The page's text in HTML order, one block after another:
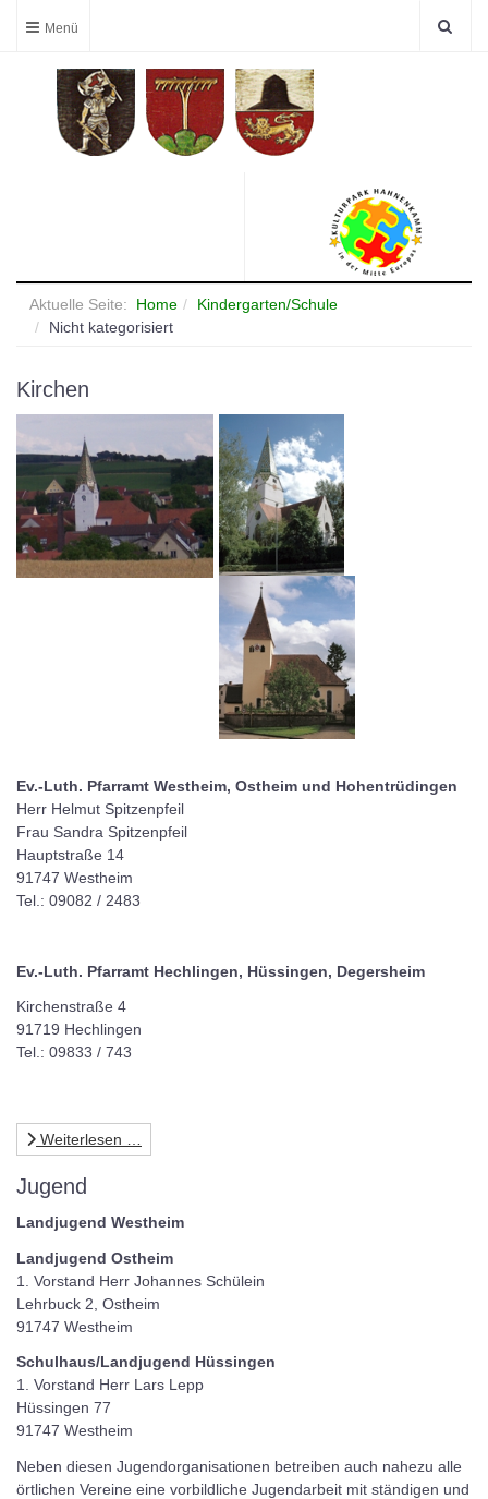
Aktuelle Seite: Home
Kindergarten/Schule
Nicht kategorisiert
Kirchen
Ev.-Luth. Pfarramt Westheim, Ostheim und Hohentrüdingen
Herr Helmut Spitzenpfeil
Frau Sandra Spitzenpfeil
Hauptstraße 14
91747 Westheim
Tel.: 09082 / 2483
Ev.-Luth. Pfarramt Hechlingen, Hüssingen, Degersheim
Kirchenstraße 4
91719 Hechlingen
Tel.: 09833 / 743
Weiterlesen …
Jugend
Landjugend Westheim
Landjugend Ostheim
1. Vorstand Herr Johannes Schülein
Lehrbuck 2, Ostheim
91747 Westheim
Schulhaus/Landjugend Hüssingen
1. Vorstand Herr Lars Lepp
Hüssingen 77
91747 Westheim
Neben diesen Jugendorganisationen betreiben auch nahezu alle
örtlichen Vereine eine vorbildliche Jugendarbeit mit ständigen und